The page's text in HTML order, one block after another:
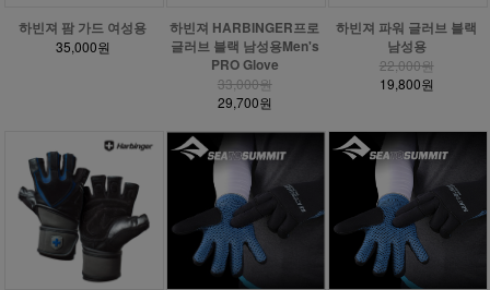
하빈져 팜 가드 여성용
35,000원
하빈져 HARBINGER프로
글러브 블랙 남성용Men's
PRO Glove
33,000원
29,700원
하빈져 파워 글러브 블랙
남성용
22,000원
19,800원